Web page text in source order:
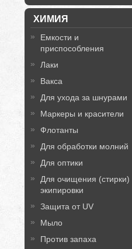
ХИМИЯ
Емкости и
приспособления
Лаки
Вакса
Для ухода за шнурами
Маркеры и красители
Флотанты
Для обработки молний
Для оптики
Для очищения (стирки)
экипировки
Защита от UV
Мыло
Против запаха